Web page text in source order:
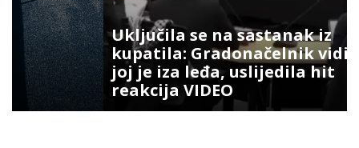
Uključila se na sastanak iz
kupatila: Gradonačelnik vidio šta
joj je iza leđa, uslijedila hit
reakcija VIDEO